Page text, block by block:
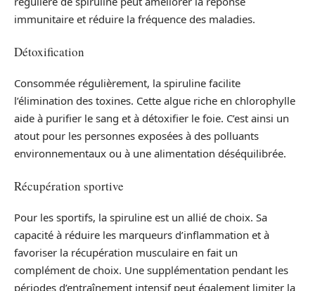
immunitaire et réduire la fréquence des maladies.
Détoxification
Consommée régulièrement, la spiruline facilite
l’élimination des toxines. Cette algue riche en chlorophylle
aide à purifier le sang et à détoxifier le foie. C’est ainsi un
atout pour les personnes exposées à des polluants
environnementaux ou à une alimentation déséquilibrée.
Récupération sportive
Pour les sportifs, la spiruline est un allié de choix. Sa
capacité à réduire les marqueurs d’inflammation et à
favoriser la récupération musculaire en fait un
complément de choix. Une supplémentation pendant les
périodes d’entraînement intensif peut également limiter la